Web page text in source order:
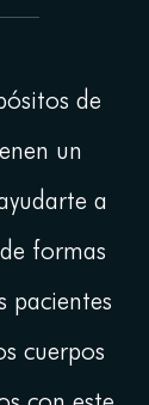
de
un
a
formas
pacientes
cuerpos